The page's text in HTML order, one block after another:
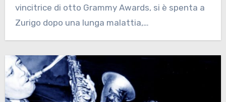
vincitrice di otto Grammy Awards, si è spenta a
Zurigo dopo una lunga malattia,…